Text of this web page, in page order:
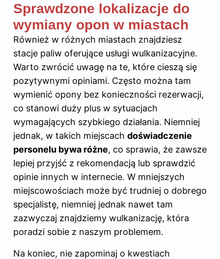
Sprawdzone lokalizacje do
wymiany opon w miastach
Również w różnych miastach znajdziesz
stacje paliw oferujące usługi wulkanizacyjne.
Warto zwrócić uwagę na te, które cieszą się
pozytywnymi opiniami. Często można tam
wymienić opony bez konieczności rezerwacji,
co stanowi duży plus w sytuacjach
wymagających szybkiego działania. Niemniej
jednak, w takich miejscach doświadczenie
personelu bywa różne, co sprawia, że zawsze
lepiej przyjść z rekomendacją lub sprawdzić
opinie innych w internecie. W mniejszych
miejscowościach może być trudniej o dobrego
specjalistę, niemniej jednak nawet tam
zazwyczaj znajdziemy wulkanizację, która
poradzi sobie z naszym problemem.
Na koniec, nie zapominaj o kwestiach